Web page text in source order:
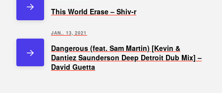
This World Erase – Shiv-r
JAN.. 13, 2021
Dangerous (feat. Sam Martin) [Kevin &
Dantiez Saunderson Deep Detroit Dub Mix] –
David Guetta